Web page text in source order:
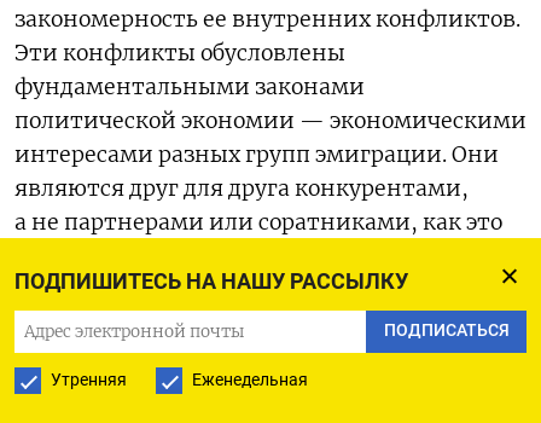
ПОДПИШИТЕСЬ НА НАШУ РАССЫЛКУ
ПОДПИСАТЬСЯ
Утренняя Еженедельная
закономерность ее внутренних конфликтов.
Эти конфликты обусловлены
фундаментальными законами
политической экономии — экономическими
интересами разных групп эмиграции. Они
являются друг для друга конкурентами,
а не партнерами или соратниками, как это
оппозиции.